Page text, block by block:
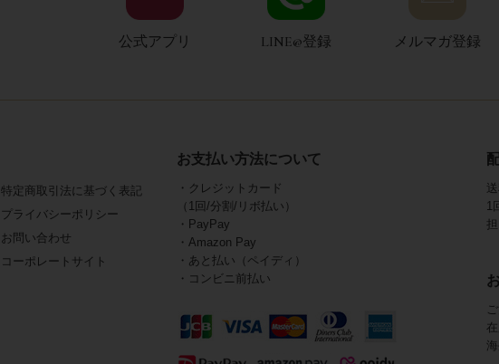
公式アプリ LINE@登録 メルマガ登録
特定商取引法に基づく表記
プライバシーポリシー
お問い合わせ
コーポレートサイト
お支払い方法について
・クレジットカード
（1回/分割/リボ払い）
・PayPay
・Amazon Pay
・あと払い（ペイディ）
・コンビニ前払い
1